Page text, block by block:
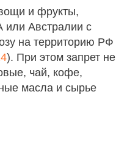
и фрукты,
Австралии с
на территорию РФ
). При этом запрет не
чай, кофе,
масла и сырье